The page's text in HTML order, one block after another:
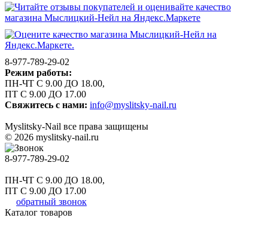
8-977-789-29-02
Режим работы:
ПН-ЧТ С 9.00 ДО 18.00,
ПТ С 9.00 ДО 17.00
Свяжитесь с нами: info@myslitsky-nail.ru
Myslitsky-Nail все права защищены
© 2026 myslitsky-nail.ru
8-977-789-29-02
ПН-ЧТ С 9.00 ДО 18.00,
ПТ С 9.00 ДО 17.00
обратный звонок
Каталог товаров